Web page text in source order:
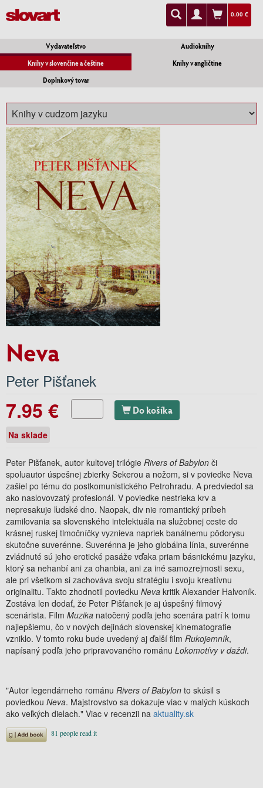
0.00 €
Vydavateľstvo
Audioknihy
Knihy v slovenčine a češtine
Knihy v angličtine
Doplnkový tovar
Neva
Peter Pišťanek
7.95 € Do košíka
Na sklade
Peter Pišťanek, autor kultovej trilógie Rivers of Babylon či
spoluautor úspešnej zbierky Sekerou a nožom, si v poviedke Neva
zašiel po tému do postkomunistického Petrohradu. A predviedol sa
ako naslovovzatý profesionál. V poviedke nestrieka krv a
nepresakuje ľudské dno. Naopak, div nie romantický príbeh
zamilovania sa slovenského intelektuála na služobnej ceste do
krásnej ruskej tlmočníčky vyznieva napriek banálnemu pôdorysu
skutočne suverénne. Suverénna je jeho globálna línia, suverénne
zvládnuté sú jeho erotické pasáže vďaka priam básnickému jazyku,
ktorý sa nehanbí ani za ohanbia, ani za iné samozrejmosti sexu,
ale pri všetkom si zachováva svoju stratégiu i svoju kreatívnu
originalitu. Takto zhodnotil poviedku Neva kritik Alexander Halvoník.
Zostáva len dodať, že Peter Pišťanek je aj úspešný filmový
scenárista. Film Muzika natočený podľa jeho scenára patrí k tomu
najlepšiemu, čo v nových dejinách slovenskej kinematografie
vzniklo. V tomto roku bude uvedený aj ďalší film Rukojemník,
napísaný podľa jeho pripravovaného románu Lokomotívy v daždi.
"Autor legendárneho románu Rivers of Babylon to skúsil s
poviedkou Neva. Majstrovstvo sa dokazuje viac v malých kúskoch
ako veľkých dielach." Viac v recenzii na aktuality.sk